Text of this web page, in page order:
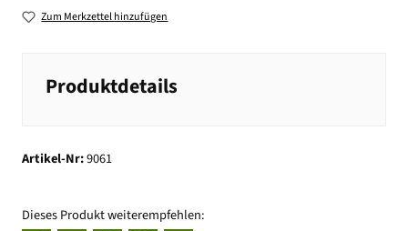
Zum Merkzettel hinzufügen
Produktdetails
Artikel-Nr:9061
Dieses Produkt weiterempfehlen: